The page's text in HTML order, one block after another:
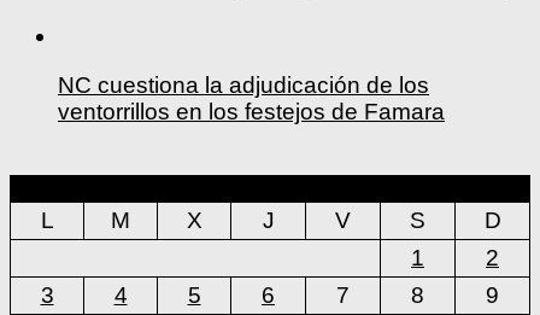
NC cuestiona la adjudicación de los
ventorrillos en los festejos de Famara
L
M X J V S
D
1
2
3
4 5 6 7 8
9